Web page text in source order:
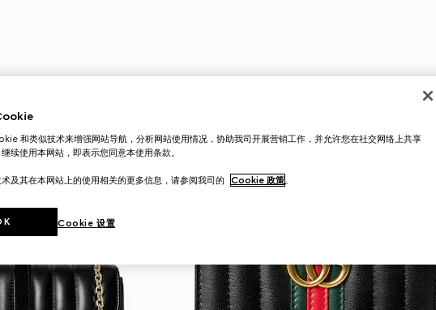
和类似技术来增强网站导航，分析网站使用情况，协助我司开展营销工作，并允许您在社交网络上共享
续使用本网站，即表示您同意本使用条款。
及其在本网站上的使用相关的更多信息，请参阅我司的 Cookie 政策。
Cookie 设置